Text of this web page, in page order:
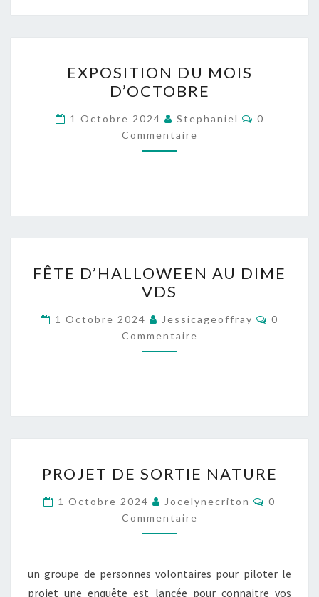
DU
MOIS
D’OCTOBRE
EXPOSITION DU MOIS
D’OCTOBRE
1 Octobre 2024 Stephaniel
0
Commentaire
D’HALLOWEEN
AU
DIME
VDS
FÊTE D’HALLOWEEN AU DIME
VDS
1 Octobre 2024 Jessicageoffray
0
Commentaire
DE
SORTIE
NATURE
PROJET DE SORTIE NATURE
1 Octobre 2024 Jocelynecriton
0
Commentaire
un groupe de personnes volontaires pour piloter le
projet une enquête est lancée pour connaitre vos